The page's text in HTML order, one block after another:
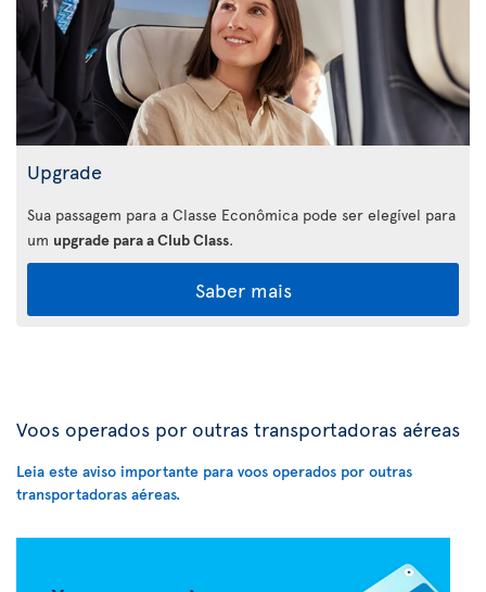
Upgrade
Sua passagem para a Classe Econômica pode ser elegível para
um upgrade para a Club Class.
Saber mais
Voos operados por outras transportadoras aéreas
Leia este aviso importante para voos operados por outras
transportadoras aéreas.